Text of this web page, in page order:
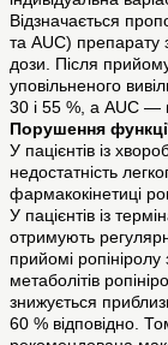
Відзначається
та AUC) препарату
дози. Після
уповільненого
30 і 55 %, а AUC —
Порушення
У пацієнтів із
недостатність
фармакокінетиці
У пацієнтів із
отримують
прийомі
метаболітів
знижується
60 % відповідно.